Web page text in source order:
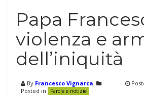
Papa
violenza e
dell’iniquità
By Francesco Vignarca
Posted in
Parole e notizie